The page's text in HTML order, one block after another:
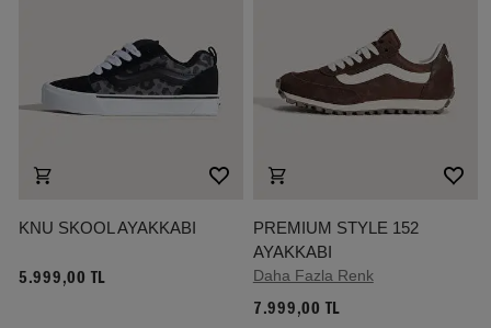
KNU SKOOL AYAKKABI
5.999,00 TL
PREMIUM STYLE 152
AYAKKABI
Daha Fazla Renk
7.999,00 TL